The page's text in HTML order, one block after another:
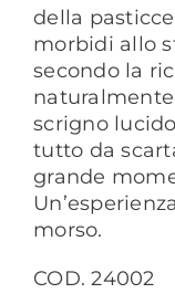
della
morbidi allo
secondo la
scrigno
tutto da
grande
morso.
COD. 24002